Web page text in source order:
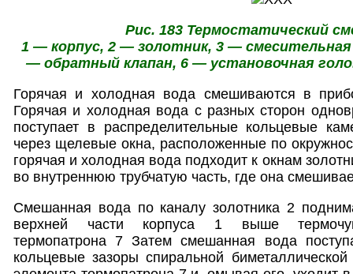
Рис. 183 Термостатический
1 — корпус, 2 — золотник, 3 —
— обратный клапан, 6 — установочная
Горячая и холодная вода смешиваются в
Горячая и холодная вода с разных сторон
поступает в распределительные кольцевые
через щелевые окна, расположенные по
горячая и холодная вода подходит к окнам
во внутреннюю трубчатую часть, где она
Смешанная вода по каналу золотника 2
верхней части корпуса 1 выше
термопатрона 7 Затем смешанная вода
кольцевые зазоры спиральной биметаллической